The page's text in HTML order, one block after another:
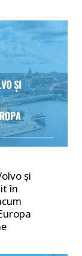
și
în